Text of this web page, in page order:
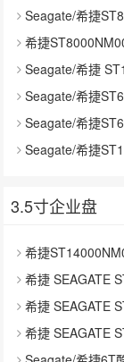
Seagate/希捷
希捷
Seagate/希捷
Seagate/希捷
Seagate/希捷
Seagate/希捷
3.5寸企业盘
希捷
希捷 SEAGATE
希捷 SEAGATE
希捷 SEAGATE